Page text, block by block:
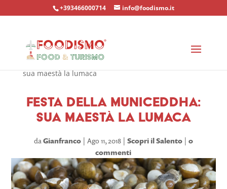
+393466000714 info@foodismo.it
Home»Scopri il Salento
sua maestà la lumaca
Festa della Municeddha:
sua maestà la lumaca
daGianfranco Ago 11, 2018 Scopri il Salento
0
commenti